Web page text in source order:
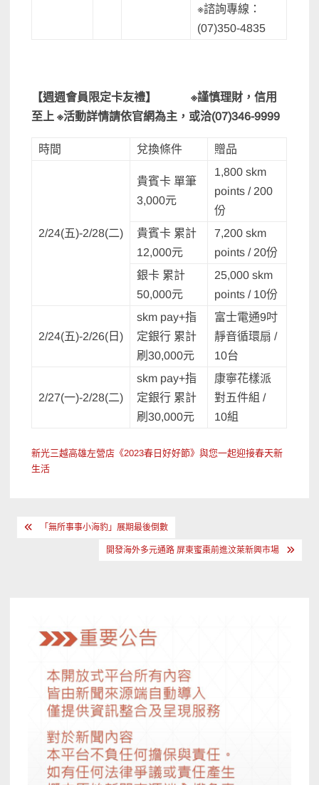
※諮詢專線：
(07)350-4835
【週週會員限定卡友禮】 ※謹慎理財，信用
至上 ※活動詳情請依官網為主，或洽(07)346-9999
時間 兌換條件 贈品
2/24(五)-2/28(二)
貴賓卡 單筆
3,000元
1,800 skm
points / 200
份
貴賓卡 累計
12,000元
7,200 skm
points / 20份
銀卡 累計
50,000元
25,000 skm
points / 10份
2/24(五)-2/26(日)
skm pay+指
定銀行 累計
刷30,000元
富士電通9吋
靜音循環扇 /
10台
2/27(一)-2/28(二)
skm pay+指
定銀行 累計
刷30,000元
康寧花樣派
對五件組 /
10組
新光三越高雄左營店《2023春日好好節》與您一起迎接春天新
生活
文 「無所事事小海豹」展期最後倒數
開發海外多元通路 屏東蜜棗前進汶萊新興市場